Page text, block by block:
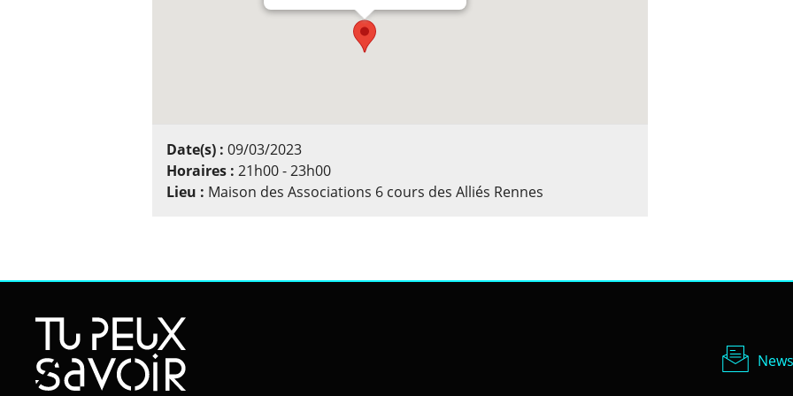
Date(s) : 09/03/2023
Horaires : 21h00 - 23h00
Lieu : Maison des Associations 6 cours des Alliés Rennes